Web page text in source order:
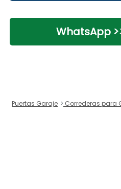
WhatsApp
Puertas Garaje Correderas para